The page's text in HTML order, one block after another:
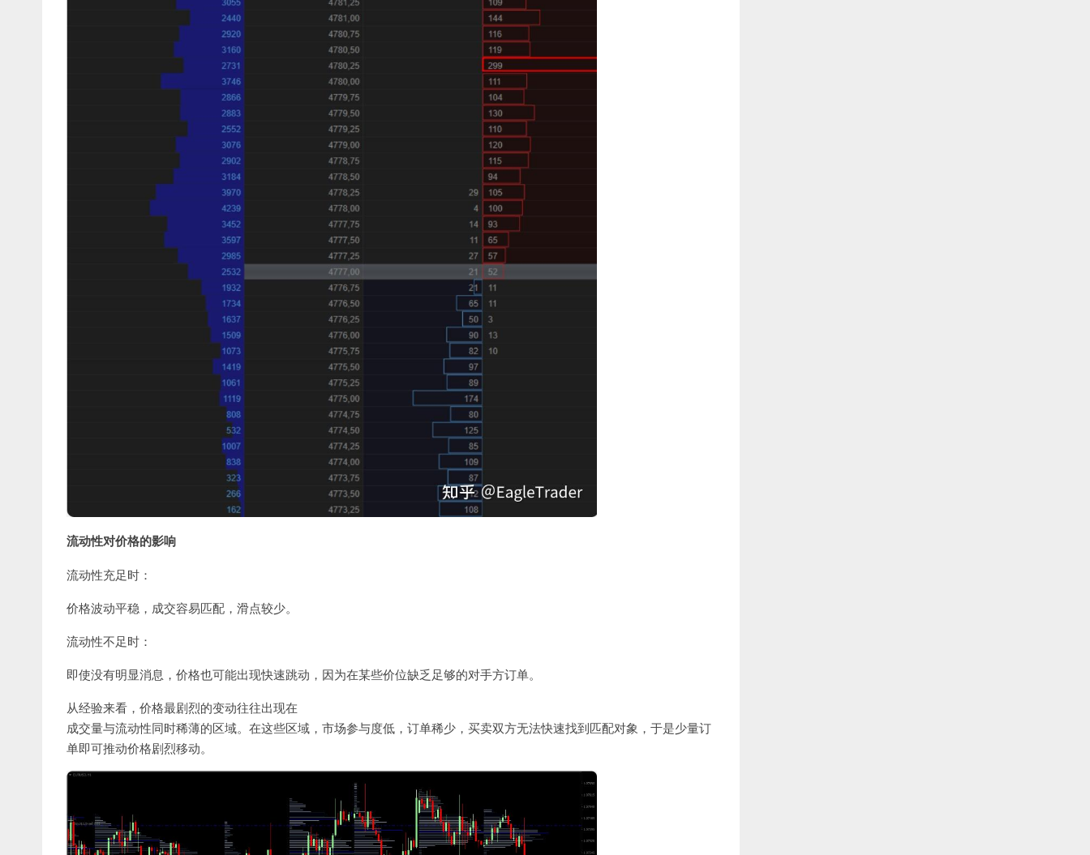
流动性对价格的影响
流动性充足时：
价格波动平稳，成交容易匹配，滑点较少。
流动性不足时：
即使没有明显消息，价格也可能出现快速跳动，因为在某些价位缺乏足够的对手方订单。
从经验来看，价格最剧烈的变动往往出现在
成交量与流动性同时稀薄的区域。在这些区域，市场参与度低，订单稀少，买卖双方无法快速找到匹配对象，于是少量订
单即可推动价格剧烈移动。